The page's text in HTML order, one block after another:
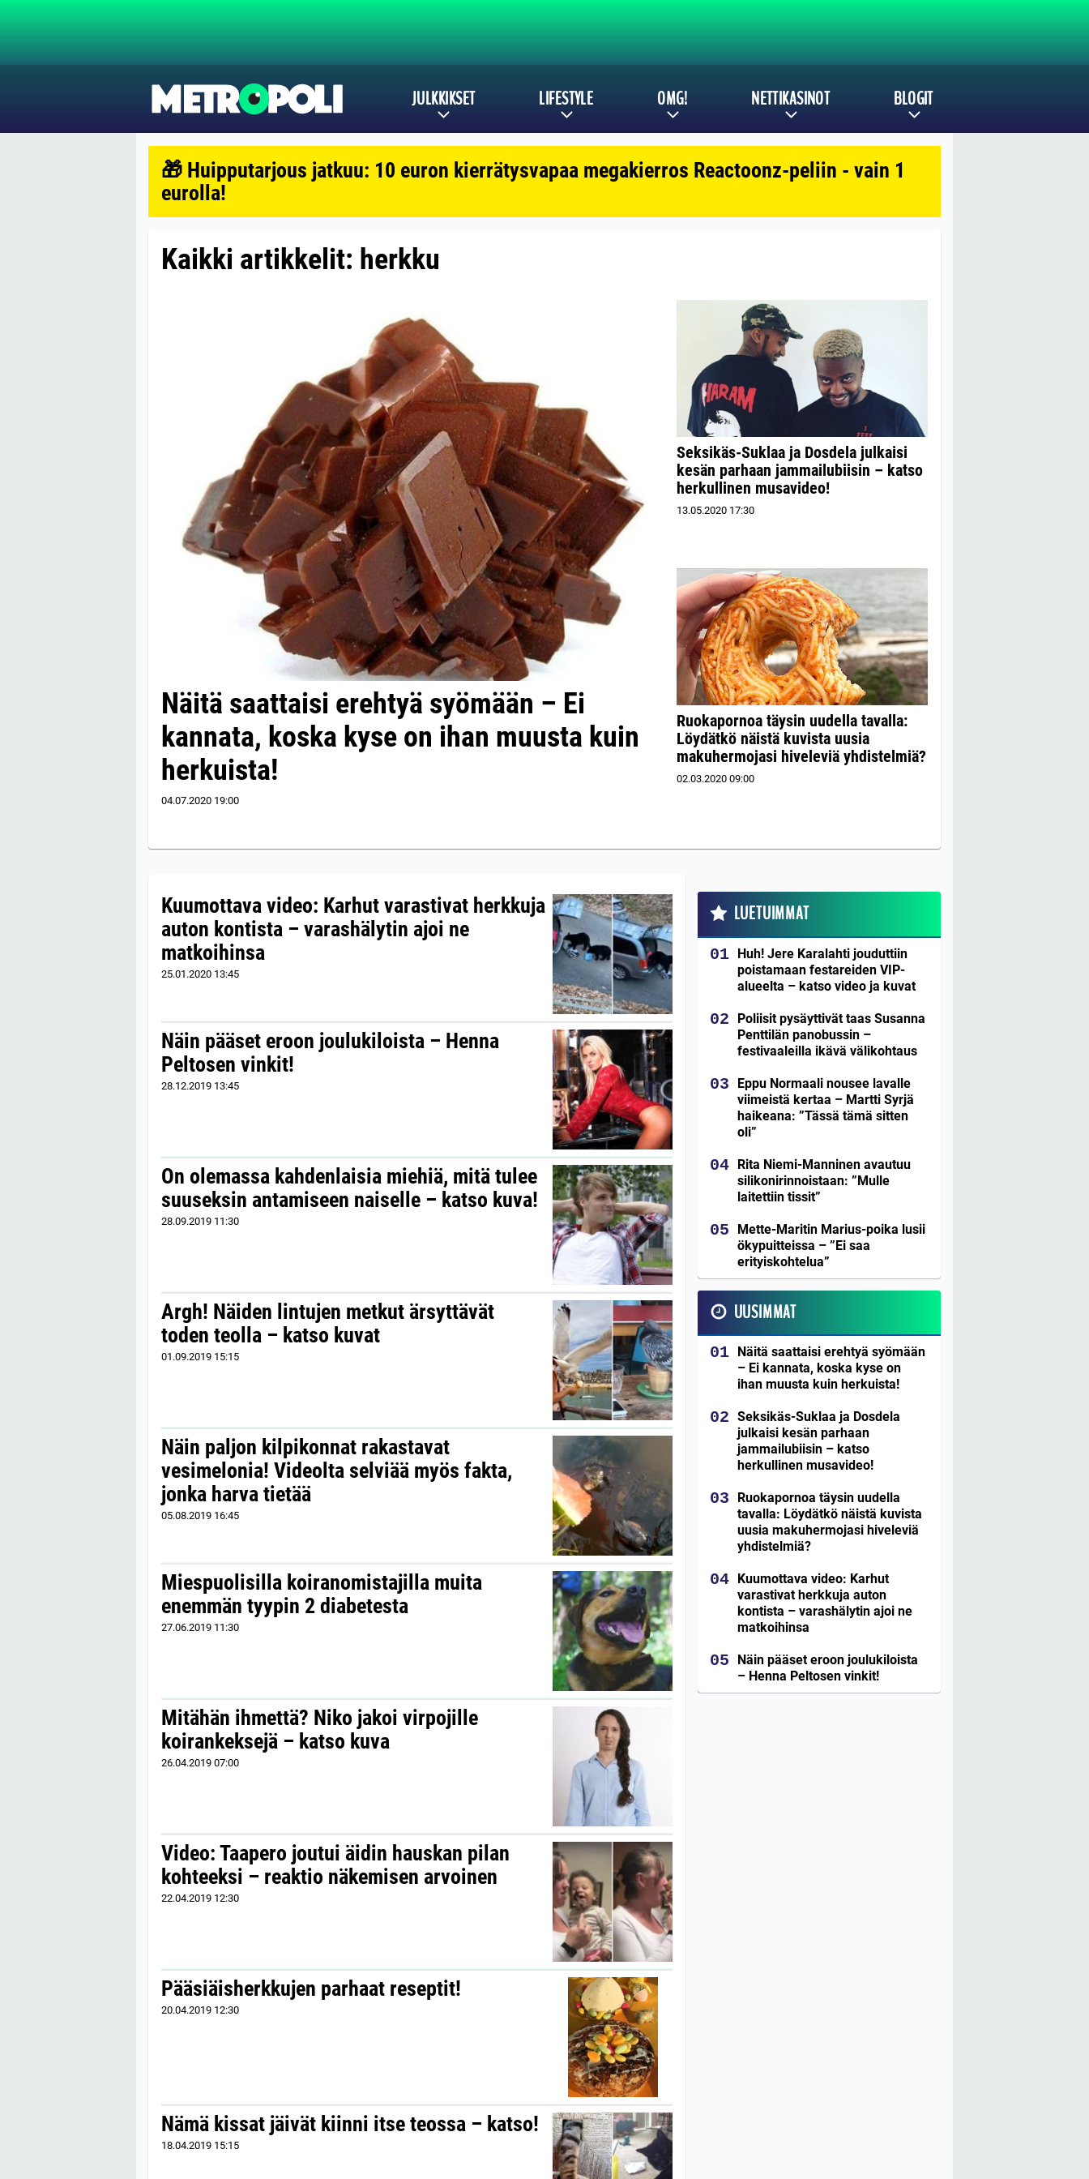
JULKKIKSET LIFESTYLE OMG! NETTIKASINOT BLOGIT
🎁 Huipputarjous jatkuu: 10 euron kierrätysvapaa megakierros Reactoonz-peliin - vain 1
eurolla!
Kaikki artikkelit: herkku
Näitä saattaisi erehtyä syömään – Ei
kannata, koska kyse on ihan muusta kuin
herkuista!
04.07.2020 19:00
Seksikäs-Suklaa ja Dosdela julkaisi
kesän parhaan jammailubiisin – katso
herkullinen musavideo!
13.05.2020 17:30
Ruokapornoa täysin uudella tavalla:
Löydätkö näistä kuvista uusia
makuhermojasi hiveleviä yhdistelmiä?
02.03.2020 09:00
Kuumottava video: Karhut varastivat herkkuja
auton kontista – varashälytin ajoi ne
matkoihinsa
25.01.2020 13:45
Näin pääset eroon joulukiloista – Henna
Peltosen vinkit!
28.12.2019 13:45
On olemassa kahdenlaisia miehiä, mitä tulee
suuseksin antamiseen naiselle – katso kuva!
28.09.2019 11:30
Argh! Näiden lintujen metkut ärsyttävät
toden teolla – katso kuvat
01.09.2019 15:15
Näin paljon kilpikonnat rakastavat
vesimelonia! Videolta selviää myös fakta,
jonka harva tietää
05.08.2019 16:45
Miespuolisilla koiranomistajilla muita
enemmän tyypin 2 diabetesta
27.06.2019 11:30
Mitähän ihmettä? Niko jakoi virpojille
koirankeksejä – katso kuva
26.04.2019 07:00
Video: Taapero joutui äidin hauskan pilan
kohteeksi – reaktio näkemisen arvoinen
22.04.2019 12:30
Pääsiäisherkkujen parhaat reseptit!
20.04.2019 12:30
Nämä kissat jäivät kiinni itse teossa – katso!
18.04.2019 15:15
LUETUIMMAT
Huh! Jere Karalahti jouduttiin
poistamaan festareiden VIP-
alueelta – katso video ja kuvat
Poliisit pysäyttivät taas Susanna
Penttilän panobussin –
festivaaleilla ikävä välikohtaus
Eppu Normaali nousee lavalle
viimeistä kertaa – Martti Syrjä
haikeana: ”Tässä tämä sitten
oli”
Rita Niemi-Manninen avautuu
silikonirinnoistaan: ”Mulle
laitettiin tissit”
Mette-Maritin Marius-poika lusii
ökypuitteissa – ”Ei saa
erityiskohtelua”
UUSIMMAT
Näitä saattaisi erehtyä syömään
– Ei kannata, koska kyse on
ihan muusta kuin herkuista!
Seksikäs-Suklaa ja Dosdela
julkaisi kesän parhaan
jammailubiisin – katso
herkullinen musavideo!
Ruokapornoa täysin uudella
tavalla: Löydätkö näistä kuvista
uusia makuhermojasi hiveleviä
yhdistelmiä?
Kuumottava video: Karhut
varastivat herkkuja auton
kontista – varashälytin ajoi ne
matkoihinsa
Näin pääset eroon joulukiloista
– Henna Peltosen vinkit!